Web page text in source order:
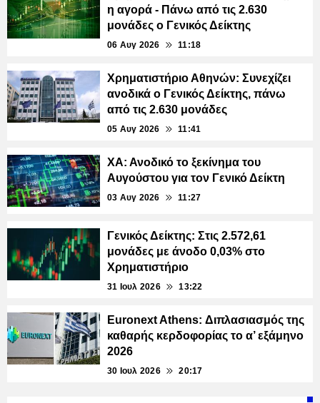
η αγορά - Πάνω από τις 2.630
μονάδες ο Γενικός Δείκτης
06 Αυγ 2026 11:18
Χρηματιστήριο Αθηνών: Συνεχίζει
ανοδικά ο Γενικός Δείκτης, πάνω
από τις 2.630 μονάδες
05 Αυγ 2026 11:41
ΧΑ: Ανοδικό το ξεκίνημα του
Αυγούστου για τον Γενικό Δείκτη
03 Αυγ 2026 11:27
Γενικός Δείκτης: Στις 2.572,61
μονάδες με άνοδο 0,03% στο
Χρηματιστήριο
31 Ιουλ 2026 13:22
Euronext Athens: Διπλασιασμός της
καθαρής κερδοφορίας το α’ εξάμηνο
2026
30 Ιουλ 2026 20:17